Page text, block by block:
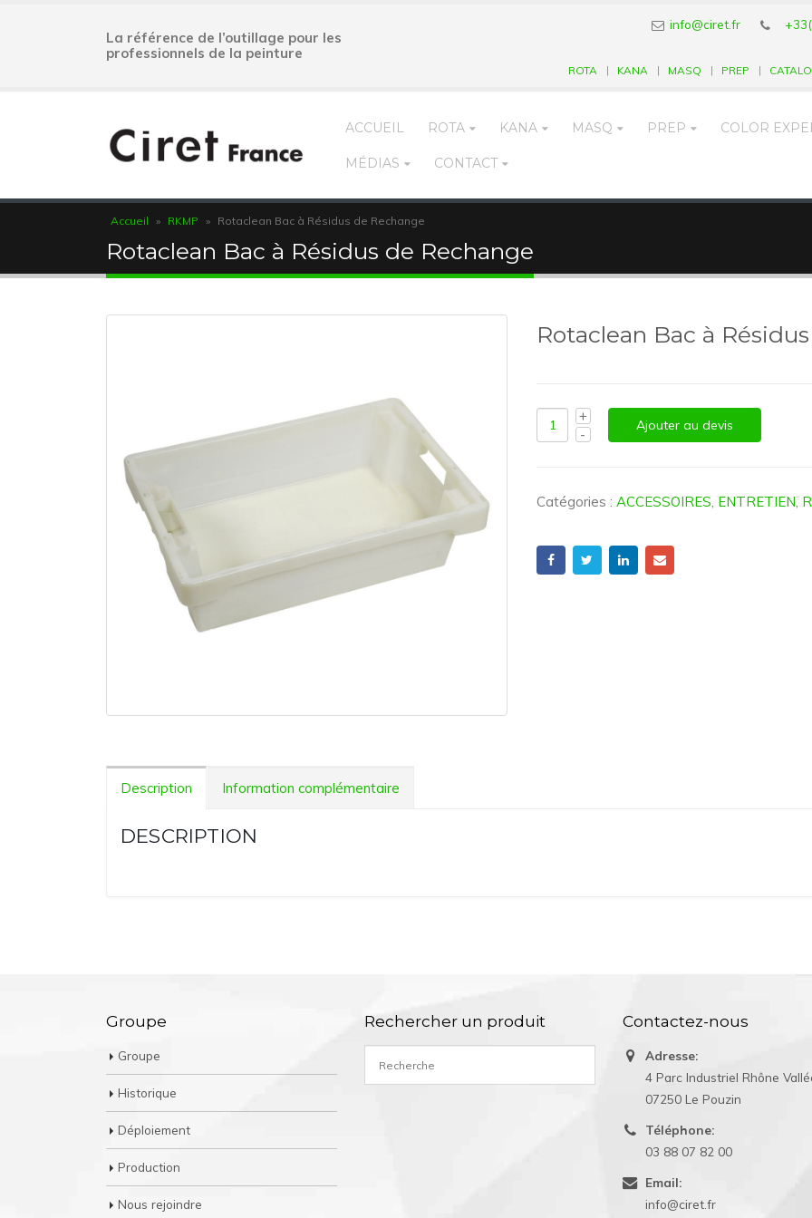
La référence de l’outillage pour les
professionnels de la peinture
info@ciret.fr
ROTA KANA MASQ PREP
ACCUEIL ROTA KANA MASQ PREP COLOR
MÉDIAS CONTACT
Accueil » RKMP » Rotaclean Bac à Résidus de Rechange
Rotaclean Bac à Résidus de Rechange
Rotaclean Bac à
Ajouter au devis
Catégories : ACCESSOIRES, ENTRETIEN,
Description Information complémentaire
DESCRIPTION
Groupe
Groupe
Historique
Déploiement
Production
Nous rejoindre
Rechercher un produit Contactez-nous
Adresse:
4 Parc Industriel Rhône
07250 Le Pouzin
Téléphone:
03 88 07 82 00
Email:
info@ciret.fr